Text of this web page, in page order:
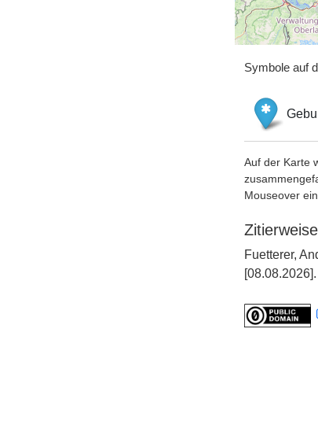
Symbole auf
Auf der Karte
Mouseover
Zitierweise
Fuetterer,
[08.08.2026].